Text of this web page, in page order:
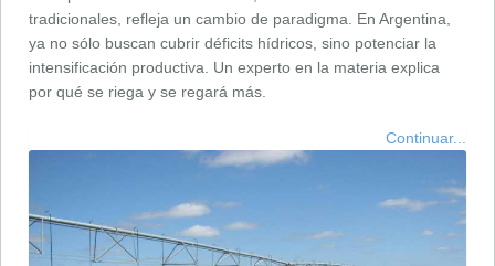
tradicionales, refleja un cambio de paradigma. En Argentina,
ya no sólo buscan cubrir déficits hídricos, sino potenciar la
intensificación productiva. Un experto en la materia explica
por qué se riega y se regará más.
Continuar...